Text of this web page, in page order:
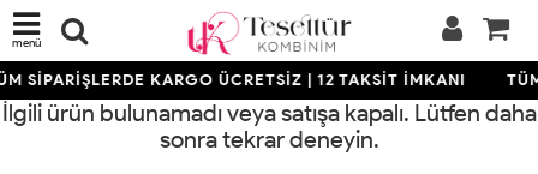
menü
SİPARİŞLERDE KARGO ÜCRETSİZ | 12 TAKSİT İMKANI
İlgili ürün bulunamadı veya satışa kapalı. Lütfen daha
sonra tekrar deneyin.